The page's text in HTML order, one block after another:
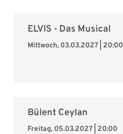
ELVIS - Das Musical
Mittwoch, 03.03.2027 | 20:00
Bülent Ceylan
Freitag, 05.03.2027 | 20:00